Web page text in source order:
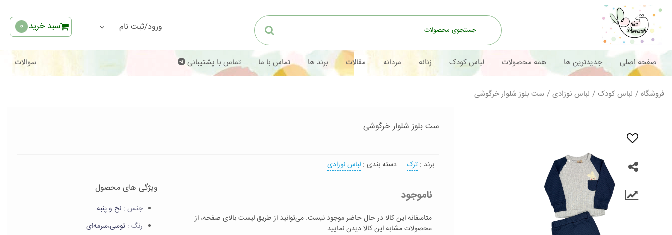
ورود/ثبت نام سبد خرید
صفحه اصلی جدیدترین ها همه محصولات لباس کودک زنانه مردانه مقالات برند ها تماس با ما تماس با پشتیبانی سوالات
فروشگاه / لباس کودک / لباس نوزادی / ست بلوز شلوار خرگوشی
ست بلوز شلوار خرگوشی
برند : ترک دسته بندی : لباس نوزادی
ناموجود
متاسفانه این کالا در حال حاضر موجود نیست. می‌توانید از طریق لیست بالای صفحه، از
محصولات مشابه این کالا دیدن نمایید
ویژگی های محصول
جنس : نخ و پنبه
رنگ : توسی،سرمه‌ای